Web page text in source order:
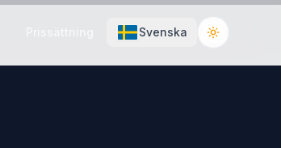
Svenska Toggle